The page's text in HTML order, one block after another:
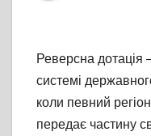
Реверсна дотація
системі
коли певний
передає частину